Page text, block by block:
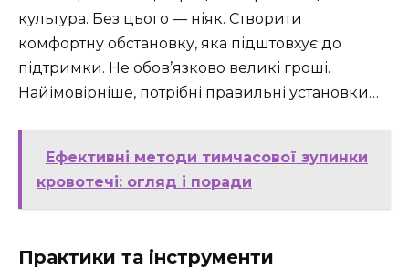
культура. Без цього — ніяк. Створити
комфортну обстановку, яка підштовхує до
підтримки. Не обов’язково великі гроші.
Найімовірніше, потрібні правильні установки…
Ефективні методи тимчасової зупинки
кровотечі: огляд і поради
Практики та інструменти